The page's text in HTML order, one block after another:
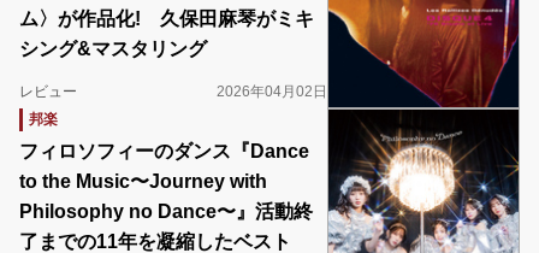
ム〉が作品化! 久保田麻琴がミキ
シング&マスタリング
レビュー
2026年04月02日
邦楽
フィロソフィーのダンス『Dance
to the Music〜Journey with
Philosophy no Dance〜』活動終
了までの11年を凝縮したベスト